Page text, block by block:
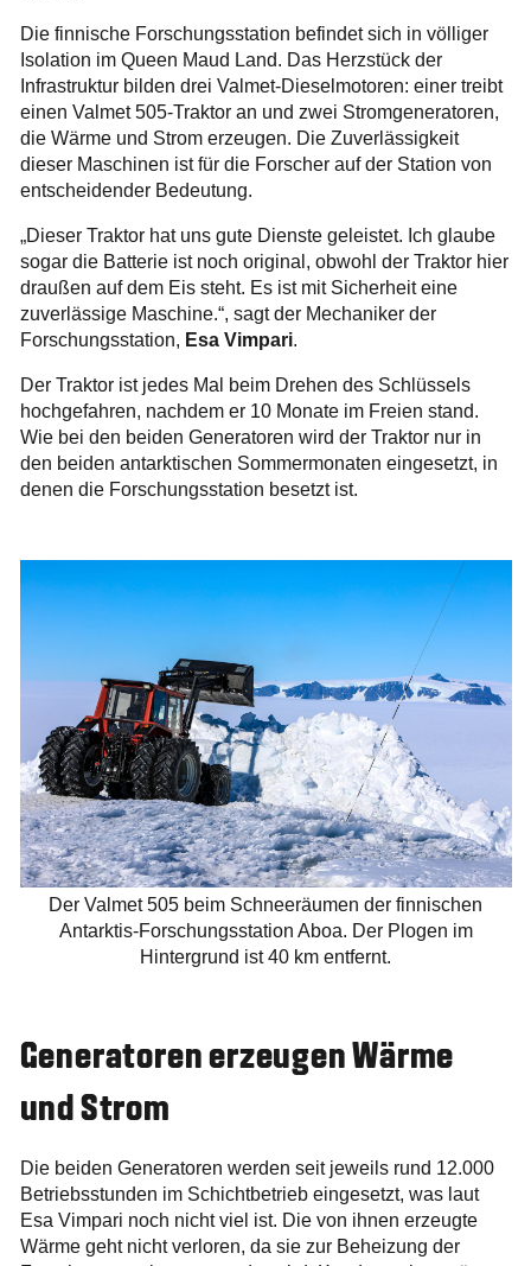
Die finnische Forschungsstation befindet sich in völliger
Isolation im Queen Maud Land. Das Herzstück der
Infrastruktur bilden drei Valmet-Dieselmotoren: einer treibt
einen Valmet 505-Traktor an und zwei Stromgeneratoren,
die Wärme und Strom erzeugen. Die Zuverlässigkeit
dieser Maschinen ist für die Forscher auf der Station von
entscheidender Bedeutung.
„Dieser Traktor hat uns gute Dienste geleistet. Ich glaube
sogar die Batterie ist noch original, obwohl der Traktor hier
draußen auf dem Eis steht. Es ist mit Sicherheit eine
zuverlässige Maschine.“, sagt der Mechaniker der
Forschungsstation, Esa Vimpari.
Der Traktor ist jedes Mal beim Drehen des Schlüssels
hochgefahren, nachdem er 10 Monate im Freien stand.
Wie bei den beiden Generatoren wird der Traktor nur in
den beiden antarktischen Sommermonaten eingesetzt, in
denen die Forschungsstation besetzt ist.
Der Valmet 505 beim Schneeräumen der finnischen
Antarktis-Forschungsstation Aboa. Der Plogen im
Hintergrund ist 40 km entfernt.
Generatoren erzeugen Wärme
und Strom
Die beiden Generatoren werden seit jeweils rund 12.000
Betriebsstunden im Schichtbetrieb eingesetzt, was laut
Esa Vimpari noch nicht viel ist. Die von ihnen erzeugte
Wärme geht nicht verloren, da sie zur Beheizung der